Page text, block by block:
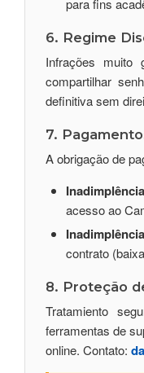
para fins
6. Regime
Infrações muito
compartilhar
definitiva sem
7.
A obrigação de
acesso ao
contrato
8. Proteção
Tratamiento
ferramentas de
online. Contato: